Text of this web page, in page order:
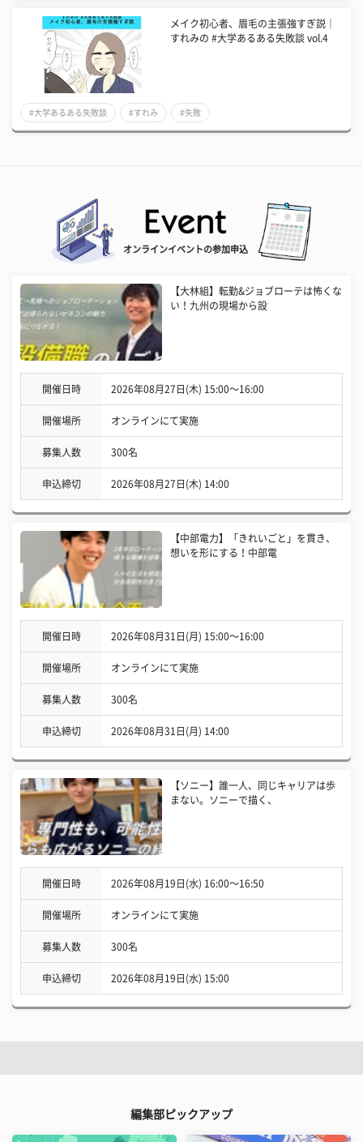
メイク初心者、眉毛の主張強すぎ説｜
すれみの #大学あるある失敗談 vol.4
#大学あるある失敗談 #すれみ #失敗
オンラインイベントの参加申込
【大林組】転勤&ジョブローテは怖くな
い！九州の現場から設
開催日時 2026年08月27日(木) 15:00〜16:00
開催場所 オンラインにて実施
募集人数 300名
申込締切 2026年08月27日(木) 14:00
【中部電力】「きれいごと」を貫き、
想いを形にする！中部電
開催日時 2026年08月31日(月) 15:00〜16:00
開催場所 オンラインにて実施
募集人数 300名
申込締切 2026年08月31日(月) 14:00
【ソニー】誰一人、同じキャリアは歩
まない。ソニーで描く、
開催日時 2026年08月19日(水) 16:00〜16:50
開催場所 オンラインにて実施
募集人数 300名
申込締切 2026年08月19日(水) 15:00
編集部ピックアップ